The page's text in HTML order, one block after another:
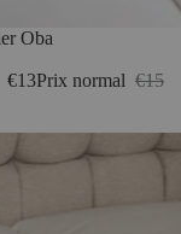
Oba
€13Prix normal €15